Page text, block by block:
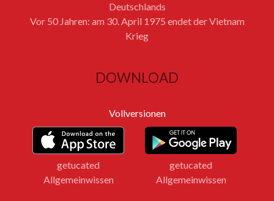
Deutschlands
Vor 50 Jahren: am 30. April 1975 endet der Vietnam
Krieg
DOWNLOAD
Vollversionen
getucated
Allgemeinwissen
getucated
Allgemeinwissen